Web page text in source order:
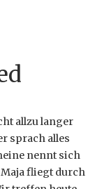
allzu langer
sprach alles
nennt sich
Maja fliegt durch